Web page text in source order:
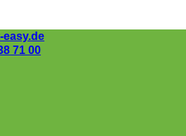
easy.de
71 00